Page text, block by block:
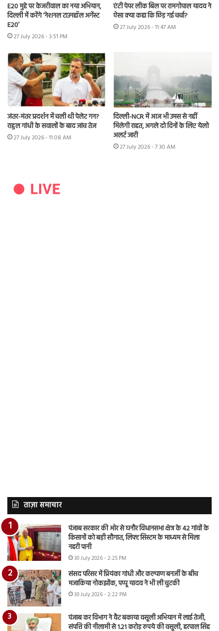
E20 मुद्दे पर केजरीवाल का नया अभियान,
दिल्ली में करेंगे ‘नेशनल टाउनहॉल अगेंस्ट
E20’
27 July 2026 - 3:51 PM
एंटी पेपर लीक बिल पर रामगोपाल यादव ने
ऐसा क्या कहा कि छिड़ गई चर्चा?
27 July 2026 - 11:47 AM
जंतर-मंतर प्रदर्शन में चली थी पेलेट गन?
राहुल गांधी के सवालों के बाद जांच तेज
27 July 2026 - 11:08 AM
दिल्ली-NCR में आज भी उमस से नहीं
मिलेगी राहत, अगले दो दिनों के लिए येलो
अलर्ट जारी
27 July 2026 - 7:30 AM
ताज़ा समाचार
पंजाब सरकार की ओर से घनौर विधानसभा क्षेत्र के 42 गांवों के
किसानों को बड़ी सौगात, लिफ्ट सिस्टम के माध्यम से मिला
नहरी पानी
30 July 2026 - 2:25 PM
संसद परिसर में प्रियंका गांधी और कल्याण बनर्जी के बीच
मजाकिया नोकझोंक, पप्पू यादव ने भी ली चुटकी
30 July 2026 - 2:22 PM
पंजाब कर विभाग ने वैट बकाया वसूली अभियान में लाई तेजी,
संपत्ति की नीलामी से 1.21 करोड़ रुपये की वसूली, हरपाल सिंह